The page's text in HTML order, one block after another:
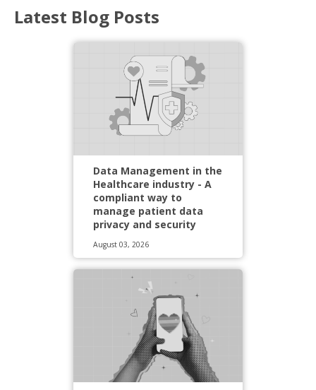
Latest Blog Posts
Data Management in the
Healthcare industry - A
compliant way to
manage patient data
privacy and security
August 03, 2026